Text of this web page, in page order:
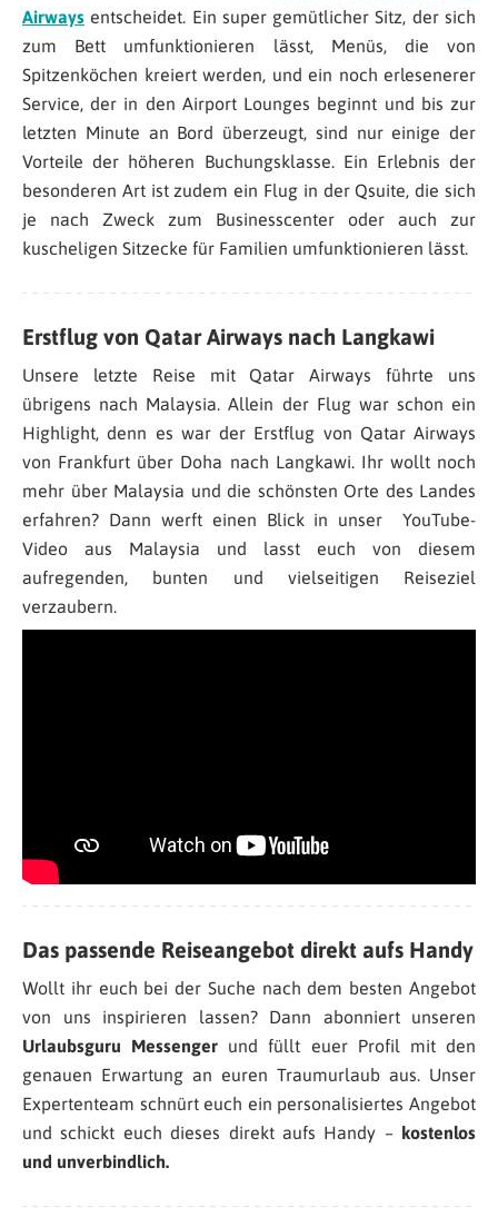
Airways entscheidet. Ein super gemütlicher Sitz, der sich
zum Bett umfunktionieren lässt, Menüs, die von
Spitzenköchen kreiert werden, und ein noch erlesenerer
Service, der in den Airport Lounges beginnt und bis zur
letzten Minute an Bord überzeugt, sind nur einige der
Vorteile der höheren Buchungsklasse. Ein Erlebnis der
besonderen Art ist zudem ein Flug in der Qsuite, die sich
je nach Zweck zum Businesscenter oder auch zur
kuscheligen Sitzecke für Familien umfunktionieren lässt.
Erstflug von Qatar Airways nach Langkawi
Unsere letzte Reise mit Qatar Airways führte uns
übrigens nach Malaysia. Allein der Flug war schon ein
Highlight, denn es war der Erstflug von Qatar Airways
von Frankfurt über Doha nach Langkawi. Ihr wollt noch
mehr über Malaysia und die schönsten Orte des Landes
erfahren? Dann werft einen Blick in unser YouTube-
Video aus Malaysia und lasst euch von diesem
aufregenden, bunten und vielseitigen Reiseziel
verzaubern.
Das passende Reiseangebot direkt aufs Handy
Wollt ihr euch bei der Suche nach dem besten Angebot
von uns inspirieren lassen? Dann abonniert unseren
Urlaubsguru Messenger und füllt euer Profil mit den
genauen Erwartung an euren Traumurlaub aus. Unser
Expertenteam schnürt euch ein personalisiertes Angebot
und schickt euch dieses direkt aufs Handy – kostenlos
und unverbindlich.